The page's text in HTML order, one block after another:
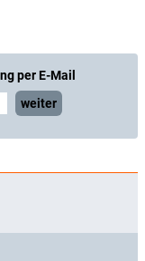
per E-Mail
weiter